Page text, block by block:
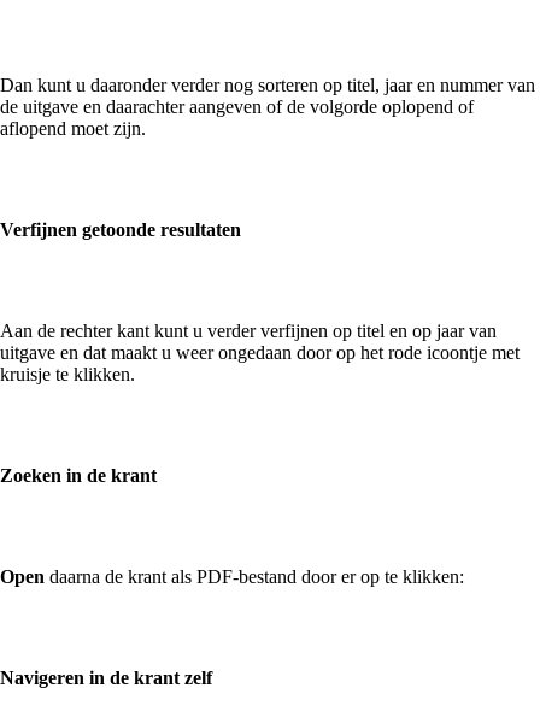
Dan kunt u daaronder verder nog sorteren op titel, jaar en nummer van
de uitgave en daarachter aangeven of de volgorde oplopend of
aflopend moet zijn.
Verfijnen getoonde resultaten
Aan de rechter kant kunt u verder verfijnen op titel en op jaar van
uitgave en dat maakt u weer ongedaan door op het rode icoontje met
kruisje te klikken.
Zoeken in de krant
Open daarna de krant als PDF-bestand door er op te klikken:
Navigeren in de krant zelf